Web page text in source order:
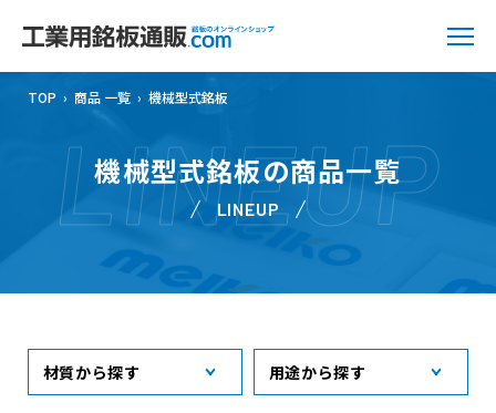
TOP › 商品 一覧 › 機械型式銘板
機械型式銘板の商品一覧
LINEUP
LINEUP
材質から探す 用途から探す